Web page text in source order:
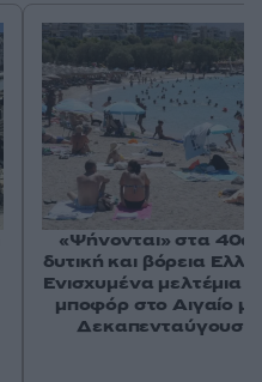
«Ψήνονται» στα
δυτική και βόρεια
Ενισχυμένα μελτέμια
μποφόρ στο Αιγαίο